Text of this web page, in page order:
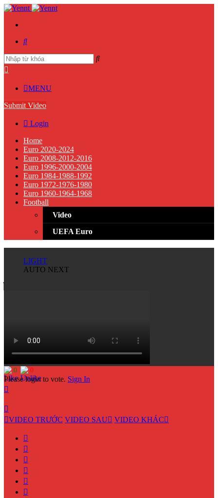
MENU
Submit Video
Login
Home
Euro 2020-2024
Euro 2008-2012-2016
Euro 1996-2000-2004
Euro 1984-1988-1992
Euro 1972-1976-1980
Euro 1960-1964-1968
Football
Video
UEFA Euro
LIGHT
AUTO NEXT
0 0
Please login to vote. Sign In
VIDEO TRƯỚC VIDEO SAU VIDEO KHÁC